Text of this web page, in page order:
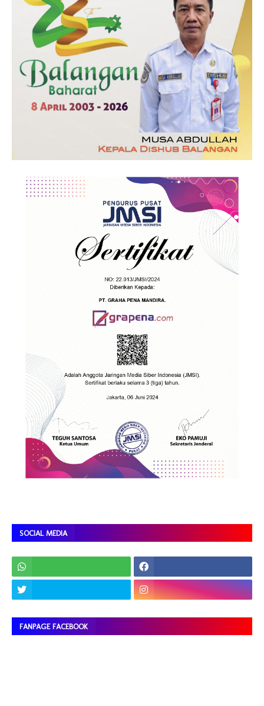
SOCIAL MEDIA
FANPAGE FACEBOOK